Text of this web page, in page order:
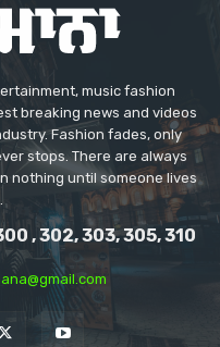
music fashion
breaking news and videos
Fashion fades, only
stops. There are always
nothing until someone lives
, 302, 303, 305, 310